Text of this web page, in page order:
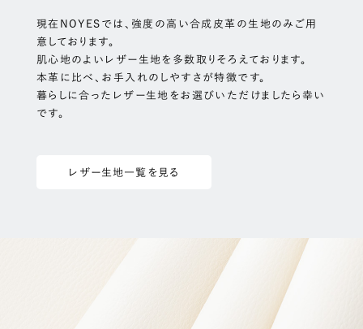
現在NOYESでは、強度の高い合成皮革の生地のみご用
意しております。
肌心地のよいレザー生地を多数取りそろえております。
本革に比べ、お手入れのしやすさが特徴です。
暮らしに合ったレザー生地をお選びいただけましたら幸い
です。
レザー生地一覧を見る